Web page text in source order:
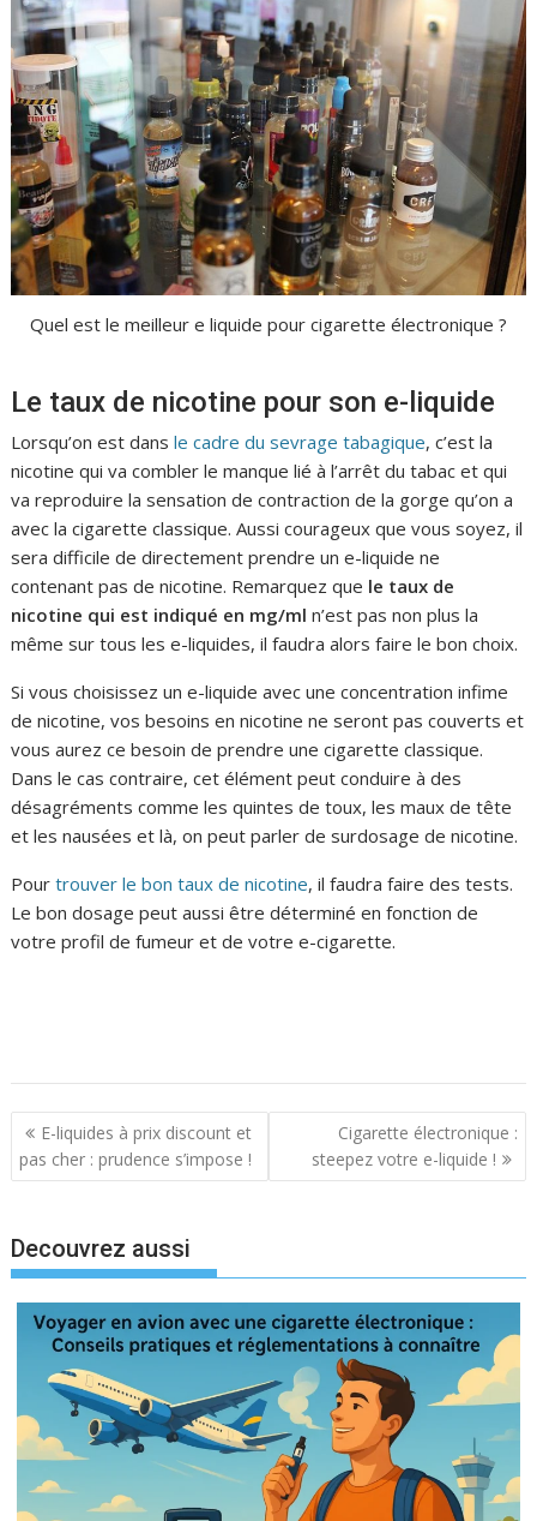
Quel est le meilleur e liquide pour cigarette électronique ?
Le taux de nicotine pour son e-liquide
Lorsqu’on est dansle cadre du sevrage tabagique, c’est la
nicotine qui va combler le manque lié à l’arrêt du tabac et qui
va reproduire la sensation de contraction de la gorge qu’on a
avec la cigarette classique. Aussi courageux que vous soyez, il
sera difficile de directement prendre un e-liquide ne
contenant pas de nicotine. Remarquez que le taux de
nicotine qui est indiqué en mg/ml n’est pas non plus la
même sur tous les e-liquides, il faudra alors faire le bon choix.
Si vous choisissez un e-liquide avec une concentration infime
de nicotine, vos besoins en nicotine ne seront pas couverts et
vous aurez ce besoin de prendre une cigarette classique.
Dans le cas contraire, cet élément peut conduire à des
désagréments comme les quintes de toux, les maux de tête
et les nausées et là, on peut parler de surdosage de nicotine.
Pourtrouver le bon taux de nicotine, il faudra faire des tests.
Le bon dosage peut aussi être déterminé en fonction de
votre profil de fumeur et de votre e-cigarette.
N
a
g
a
n
d
l
E-liquides à prix discount et
pas cher : prudence s’impose !
Cigarette électronique :
steepez votre e-liquide !
Decouvrez aussi